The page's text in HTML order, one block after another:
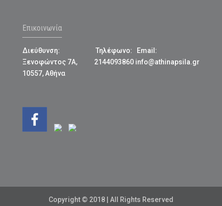
Επικοινωνία
Διεύθυνση:
Ξενοφώντος 7Α,
10557, Αθήνα
Τηλέφωνο:
2144093860
Email:
info@athinapsila.gr
Copyright © 2018 | All Rights Reserved